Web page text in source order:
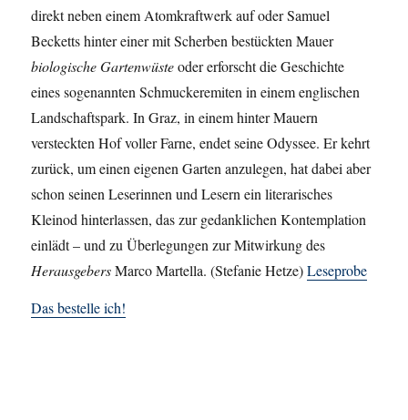
direkt neben einem Atomkraftwerk auf oder Samuel
Becketts hinter einer mit Scherben bestückten Mauer
biologische Gartenwüsteoder erforscht die Geschichte
eines sogenannten Schmuckeremiten in einem englischen
Landschaftspark. In Graz, in einem hinter Mauern
versteckten Hof voller Farne, endet seine Odyssee. Er kehrt
zurück, um einen eigenen Garten anzulegen, hat dabei aber
schon seinen Leserinnen und Lesern ein literarisches
Kleinod hinterlassen, das zur gedanklichen Kontemplation
einlädt – und zu Überlegungen zur Mitwirkung des
HerausgebersMarco Martella. (Stefanie Hetze)Leseprobe
Das bestelle ich!